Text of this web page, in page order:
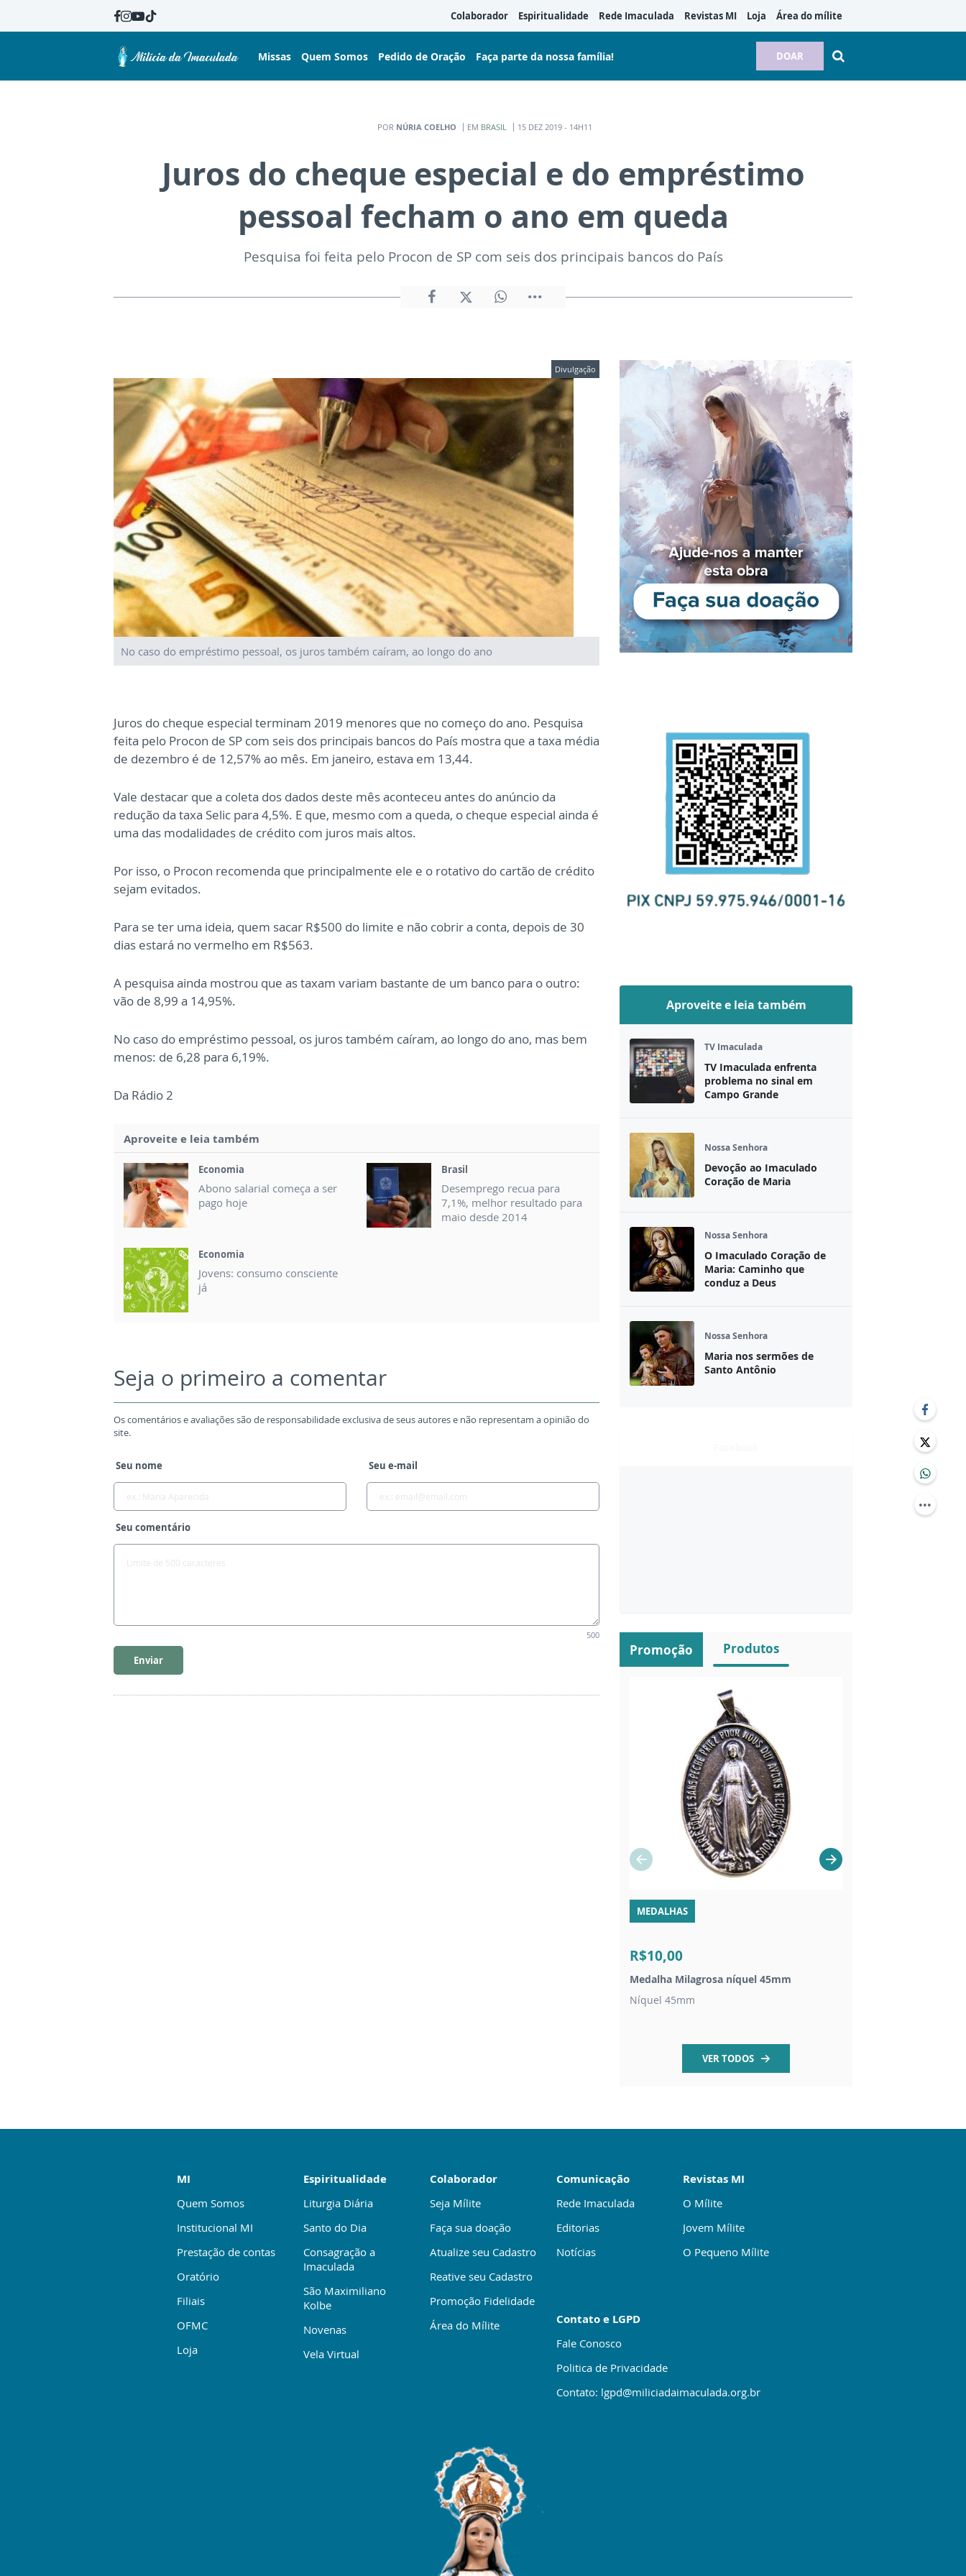
Colaborador Espiritualidade Rede Imaculada Revistas MI Loja Área do mílite
Missas Quem Somos Pedido de Oração Faça parte da nossa família! DOAR
POR NÚRIA COELHO EM BRASIL 15 DEZ 2019 - 14H11
Juros do cheque especial e do empréstimo
pessoal fecham o ano em queda
Pesquisa foi feita pelo Procon de SP com seis dos principais bancos do País
Divulgação
No caso do empréstimo pessoal, os juros também caíram, ao longo do ano
Juros do cheque especial terminam 2019 menores que no começo do ano. Pesquisa
feita pelo Procon de SP com seis dos principais bancos do País mostra que a taxa média
de dezembro é de 12,57% ao mês. Em janeiro, estava em 13,44.
Vale destacar que a coleta dos dados deste mês aconteceu antes do anúncio da
redução da taxa Selic para 4,5%. E que, mesmo com a queda, o cheque especial ainda é
uma das modalidades de crédito com juros mais altos.
Por isso, o Procon recomenda que principalmente ele e o rotativo do cartão de crédito
sejam evitados.
Para se ter uma ideia, quem sacar R$500 do limite e não cobrir a conta, depois de 30
dias estará no vermelho em R$563.
A pesquisa ainda mostrou que as taxam variam bastante de um banco para o outro:
vão de 8,99 a 14,95%.
No caso do empréstimo pessoal, os juros também caíram, ao longo do ano, mas bem
menos: de 6,28 para 6,19%.
Da Rádio 2
Aproveite e leia também
Economia
Abono salarial começa a ser
pago hoje
Brasil
Desemprego recua para
7,1%, melhor resultado para
maio desde 2014
Economia
Jovens: consumo consciente
já
Seja o primeiro a comentar
Os comentários e avaliações são de responsabilidade exclusiva de seus autores e não representam a opinião do
site.
Seu nome Seu e-mail
Seu comentário
500
Enviar
Promoção Produtos
MEDALHAS
R$10,00
Medalha Milagrosa níquel 45mm
Níquel 45mm
VER TODOS
Aproveite e leia também
TV Imaculada
TV Imaculada enfrenta
problema no sinal em
Campo Grande
Nossa Senhora
Devoção ao Imaculado
Coração de Maria
Nossa Senhora
O Imaculado Coração de
Maria: Caminho que
conduz a Deus
Nossa Senhora
Maria nos sermões de
Santo Antônio
MI
Quem Somos
Institucional MI
Prestação de contas
Oratório
Filiais
OFMC
Loja
Colaborador
Seja Mílite
Faça sua doação
Atualize seu Cadastro
Reative seu Cadastro
Promoção Fidelidade
Área do Mílite
Espiritualidade
Liturgia Diária
Santo do Dia
Consagração a
Imaculada
São Maximiliano
Kolbe
Novenas
Vela Virtual
Comunicação
Rede Imaculada
Editorias
Notícias
Revistas MI
O Mílite
Jovem Mílite
O Pequeno Mílite
Contato e LGPD
Fale Conosco
Politica de Privacidade
Contato: lgpd@miliciadaimaculada.org.br